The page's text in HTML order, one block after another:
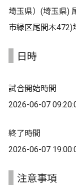
埼玉県）(埼玉県)
市緑区尾間木472)
日時
試合開始時間
2026-06-07
終了時間
2026-06-07
注意事項